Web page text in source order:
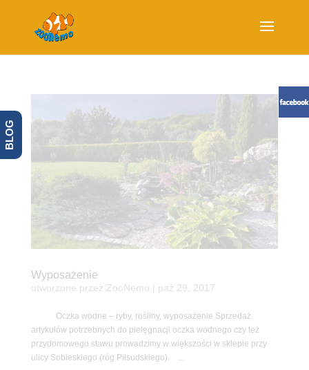
Wyposażenie
utworzone przez ZooNemo paź 29, 2017
Oczka wodne – ryby, rośliny, wyposażenie Sprzedaż
artykułów potrzebnych do pielęgnacji oczka wodnego czy też
przydomowego stawu prowadzimy w większości w sklepie przy
ulicy Sobieskiego (róg Piłsudskiego). ...
BLOG